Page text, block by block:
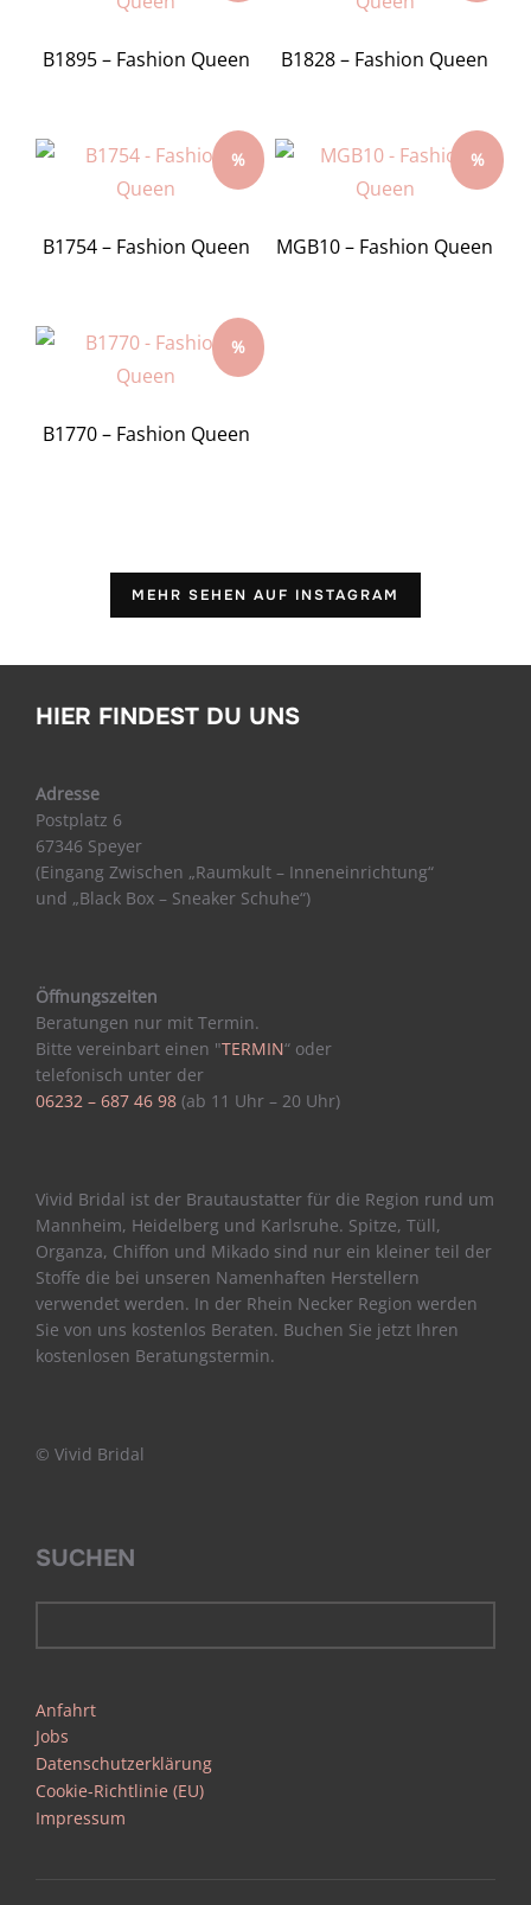
B1895 – Fashion Queen B1828 – Fashion Queen
%
B1754 – Fashion Queen
%
MGB10 – Fashion Queen
%
B1770 – Fashion Queen
MEHR SEHEN AUF INSTAGRAM
HIER FINDEST DU UNS
Adresse
Postplatz 6
67346 Speyer
(Eingang Zwischen „Raumkult – Inneneinrichtung“
und „Black Box – Sneaker Schuhe“)
Öffnungszeiten
Beratungen nur mit Termin.
Bitte vereinbart einen "TERMIN“ oder
telefonisch unter der
06232 – 687 46 98 (ab 11 Uhr – 20 Uhr)
Vivid Bridal ist der Brautaustatter für die Region rund um
Mannheim, Heidelberg und Karlsruhe. Spitze, Tüll,
Organza, Chiffon und Mikado sind nur ein kleiner teil der
Stoffe die bei unseren Namenhaften Herstellern
verwendet werden. In der Rhein Necker Region werden
Sie von uns kostenlos Beraten. Buchen Sie jetzt Ihren
kostenlosen Beratungstermin.
© Vivid Bridal
SUCHEN
Anfahrt
Jobs
Datenschutzerklärung
Cookie-Richtlinie (EU)
Impressum